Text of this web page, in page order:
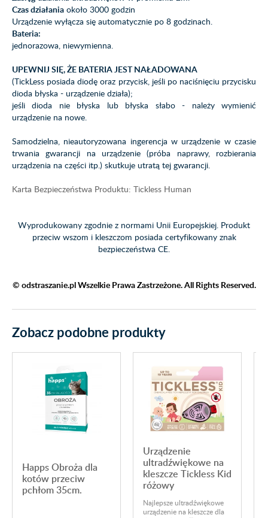
Czas działania około 3000 godzin
Urządzenie wyłącza się automatycznie po 8 godzinach.
Bateria:
jednorazowa, niewymienna.
UPEWNIJ SIĘ, ŻE BATERIA JEST NAŁADOWANA
(TickLess posiada diodę oraz przycisk, jeśli po naciśnięciu przycisku
dioda błyska - urządzenie działa);
jeśli dioda nie błyska lub błyska słabo - należy wymienić
urządzenie na nowe.
Samodzielna, nieautoryzowana ingerencja w urządzenie w czasie
trwania gwarancji na urządzenie (próba naprawy, rozbierania
urządzenia na części itp.) skutkuje utratą tej gwarancji.
Karta Bezpieczeństwa Produktu: Tickless Human
Wyprodukowany zgodnie z normami Unii Europejskiej. Produkt
przeciw wszom i kleszczom posiada certyfikowany znak
bezpieczeństwa CE.
© odstraszanie.pl Wszelkie Prawa Zastrzeżone. All Rights Reserved.
Zobacz podobne produkty
Happs Obroża dla
kotów przeciw
pchłom 35cm.
Urządzenie
ultradźwiękowe na
kleszcze Tickless Kid
różowy
Najlepsze ultradźwiękowe
urządzenie na kleszcze dla